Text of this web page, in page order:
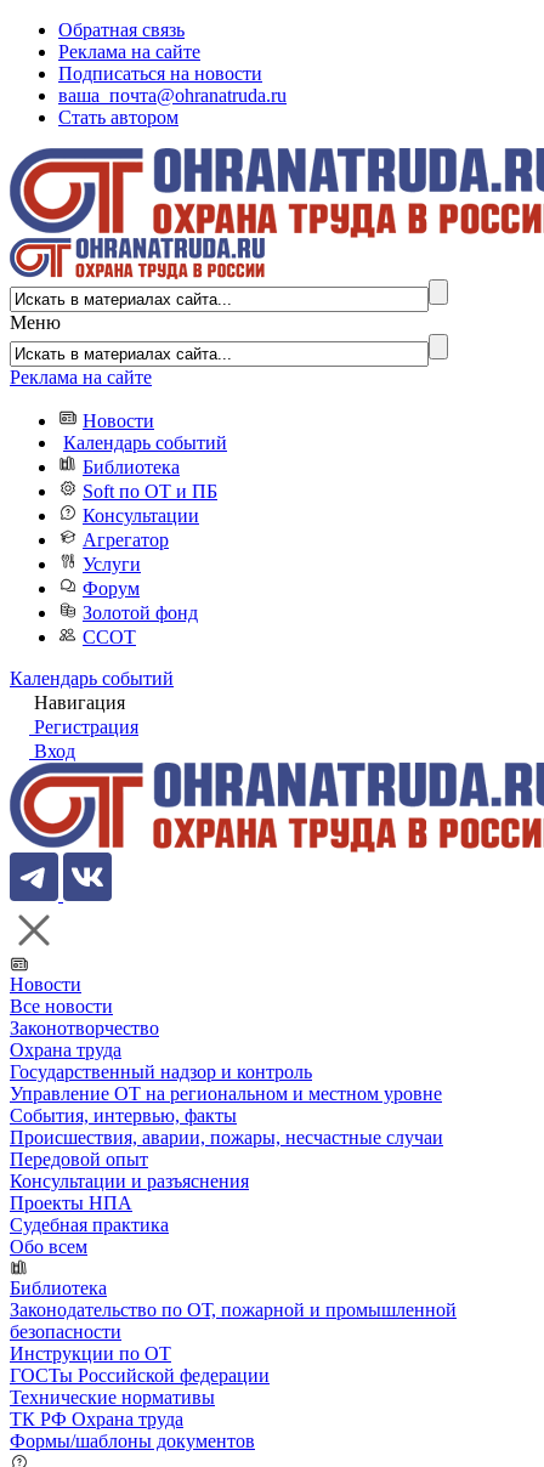
Обратная связь
Реклама на сайте
Подписаться на новости
ваша_почта@ohranatruda.ru
Стать автором
Меню
Реклама на сайте
Новости
Календарь событий
Библиотека
Soft по ОТ и ПБ
Консультации
Агрегатор
Услуги
Форум
Золотой фонд
ССОТ
Календарь событий
Навигация
Регистрация
Вход
Новости
Все новости
Законотворчество
Охрана труда
Государственный надзор и контроль
Управление ОТ на региональном и местном уровне
События, интервью, факты
Происшествия, аварии, пожары, несчастные случаи
Передовой опыт
Консультации и разъяснения
Проекты НПА
Судебная практика
Обо всем
Библиотека
Законодательство по ОТ, пожарной и промышленной
безопасности
Инструкции по ОТ
ГОСТы Российской федерации
Технические нормативы
ТК РФ Охрана труда
Формы/шаблоны документов